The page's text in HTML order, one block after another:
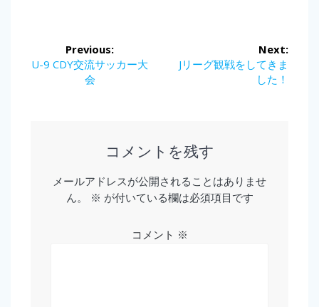
Previous:
Previous
U-9 CDY交流サッカー大
会
Next:
Next
Jリーグ観戦をしてきま
した！
コメントを残す
メールアドレスが公開されることはありませ
ん。
※ が付いている欄は必須項目です
コメント ※